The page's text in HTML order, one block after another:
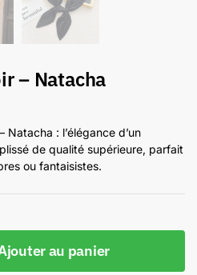
– Natacha
Natacha : l’élégance d’un
de qualité supérieure, parfait
ou fantaisistes.
au panier